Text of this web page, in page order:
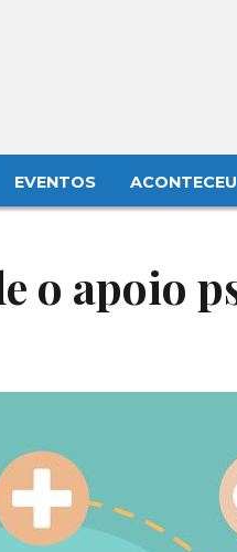
EVENTOS ACONTECEU
o apoio